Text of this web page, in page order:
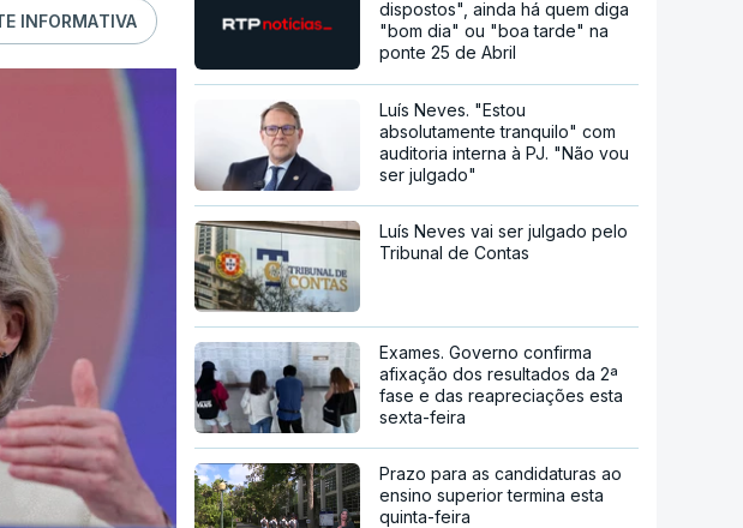
INFORMATIVA
dispostos", ainda há quem diga
"bom dia" ou "boa tarde" na
ponte 25 de Abril
Luís Neves. "Estou
absolutamente tranquilo" com
auditoria interna à PJ. "Não vou
ser julgado"
Luís Neves vai ser julgado pelo
Tribunal de Contas
Exames. Governo confirma
afixação dos resultados da 2ª
fase e das reapreciações esta
sexta-feira
Prazo para as candidaturas ao
ensino superior termina esta
quinta-feira